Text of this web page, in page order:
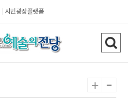
시민광장플랫폼
군
산
검
색
기
+ -